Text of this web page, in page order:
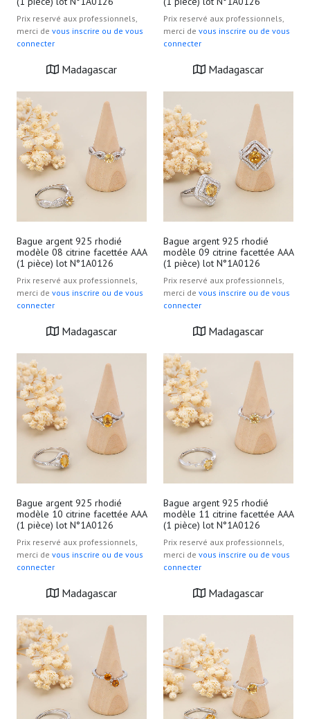
Prix reservé aux professionnels,
merci de vous inscrire ou de vous
connecter
Madagascar
Prix reservé aux professionnels,
merci de vous inscrire ou de vous
connecter
Madagascar
Bague argent 925 rhodié
modèle 08 citrine facettée AAA
(1 pièce) lot N°1A0126
Prix reservé aux professionnels,
merci de vous inscrire ou de vous
connecter
Madagascar
Bague argent 925 rhodié
modèle 09 citrine facettée AAA
(1 pièce) lot N°1A0126
Prix reservé aux professionnels,
merci de vous inscrire ou de vous
connecter
Madagascar
Bague argent 925 rhodié
modèle 10 citrine facettée AAA
(1 pièce) lot N°1A0126
Prix reservé aux professionnels,
merci de vous inscrire ou de vous
connecter
Madagascar
Bague argent 925 rhodié
modèle 11 citrine facettée AAA
(1 pièce) lot N°1A0126
Prix reservé aux professionnels,
merci de vous inscrire ou de vous
connecter
Madagascar